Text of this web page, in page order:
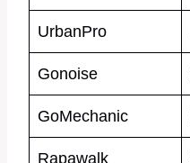
UrbanPro
Gonoise
GoMechanic
Rapawalk